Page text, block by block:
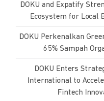
DOKU and Expatify
Ecosystem for Local
DOKU Perkenalkan
65% Sampah
DOKU Enters
International to
Fintech